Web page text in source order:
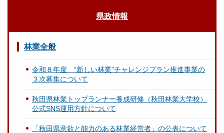
県政情報
林業全般
令和８年度 “新しい林業”チャレンジプラン推進事業の
３次募集について
秋田県林業トップランナー養成研修（秋田林業大学校）
公式SNS運用方針について
「秋田県意欲と能力のある林業経営者」の公表について